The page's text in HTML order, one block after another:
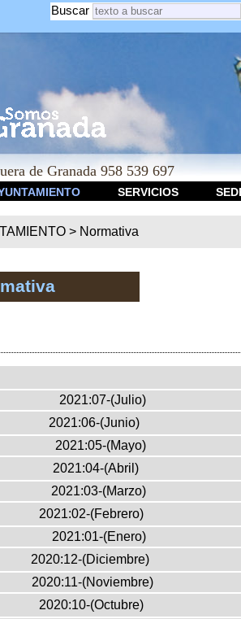
Buscar
de Granada 958 539 697
SERVICIOS
> Normativa
2021:07-(Julio)
2021:06-(Junio)
2021:05-(Mayo)
2021:04-(Abril)
2021:03-(Marzo)
2021:02-(Febrero)
2021:01-(Enero)
2020:12-(Diciembre)
2020:11-(Noviembre)
2020:10-(Octubre)